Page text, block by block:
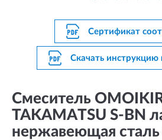
Сертификат
Скачать инструкцию
Смеситель
TAKAMATSU S-BN
нержавеющая